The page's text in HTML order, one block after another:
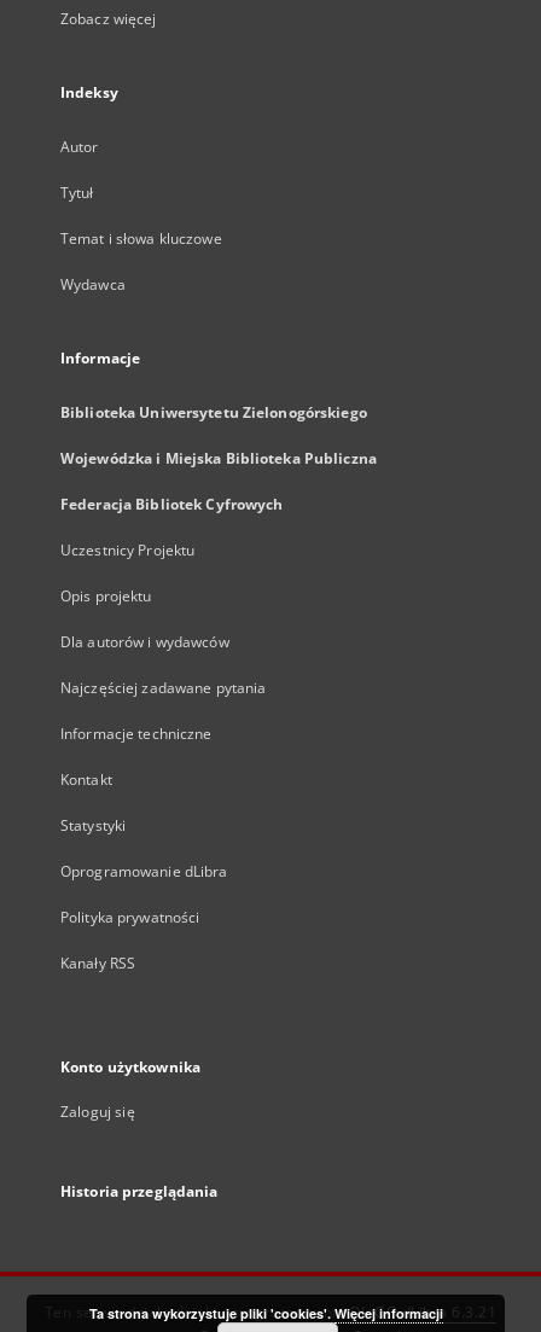
Zobacz więcej
Indeksy
Autor
Tytuł
Temat i słowa kluczowe
Wydawca
Informacje
Biblioteka Uniwersytetu Zielonogórskiego
Wojewódzka i Miejska Biblioteka Publiczna
Federacja Bibliotek Cyfrowych
Uczestnicy Projektu
Opis projektu
Dla autorów i wydawców
Najczęściej zadawane pytania
Informacje techniczne
Kontakt
Statystyki
Oprogramowanie dLibra
Polityka prywatności
Kanały RSS
Konto użytkownika
Zaloguj się
Historia przeglądania
Ten serwis działa dzięki oprogramowaniuDInGO dLibra 6.3.21
Ta strona wykorzystuje pliki 'cookies'. Więcej informacji